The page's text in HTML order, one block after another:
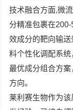
技术融合方面,微
分精准包裹在
效成分的靶向输
料个性化调配系
最优成分组合方
方向。
莱利赛生物作为